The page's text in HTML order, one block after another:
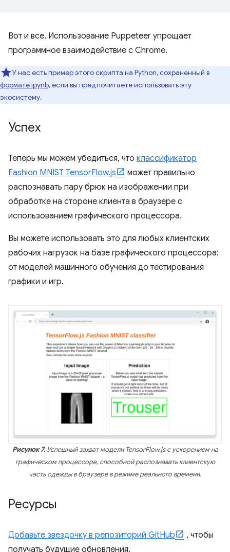
Вот и все. Использование Puppeteer упрощает
программное взаимодействие с Chrome.
У нас есть пример этого скрипта на Python, сохраненный в
формате ipynb,если вы предпочитаете использовать эту
экосистему.
Успех
Теперь мы можем убедиться, что классификатор
Fashion MNIST TensorFlow.js
может правильно
распознавать пару брюк на изображении при
обработке на стороне клиента в браузере с
использованием графического процессора.
Вы можете использовать это для любых клиентских
рабочих нагрузок на базе графического процессора:
от моделей машинного обучения до тестирования
графики и игр.
Рисунок 7.Успешный захват модели TensorFlow.js с ускорением на
графическом процессоре, способной распознавать клиентскую
часть одежды в браузере в режиме реального времени.
Ресурсы
Добавьте звездочку в репозиторий GitHub
, чтобы
получать будущие обновления.